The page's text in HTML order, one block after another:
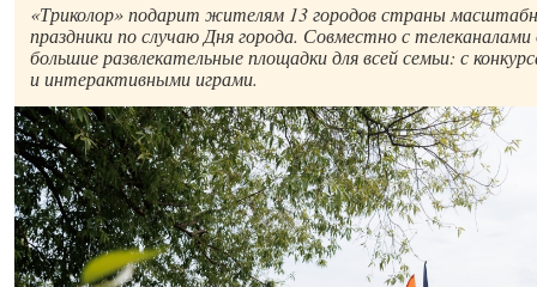
«Триколор» подарит жителям 13 городов страны
праздники по случаю Дня города. Совместно с
большие развлекательные площадки для всей семьи: с
и интерактивными играми.